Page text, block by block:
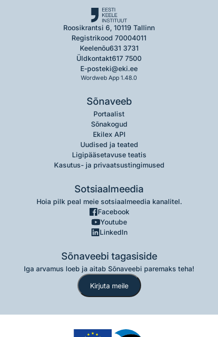
Roosikrantsi 6, 10119 Tallinn
Registrikood 70004011
Keelenõu631 3731
Üldkontakt617 7500
E-posteki@eki.ee
Wordweb App 1.48.0
Sõnaveeb
Portaalist
Sõnakogud
Ekilex API
Uudised ja teated
Ligipääsetavuse teatis
Kasutus- ja privaatsustingimused
Sotsiaalmeedia
Hoia pilk peal meie sotsiaalmeedia kanalitel.
Facebook
Youtube
LinkedIn
Sõnaveebi tagasiside
Iga arvamus loeb ja aitab Sõnaveebi paremaks teha!
Kirjuta meile